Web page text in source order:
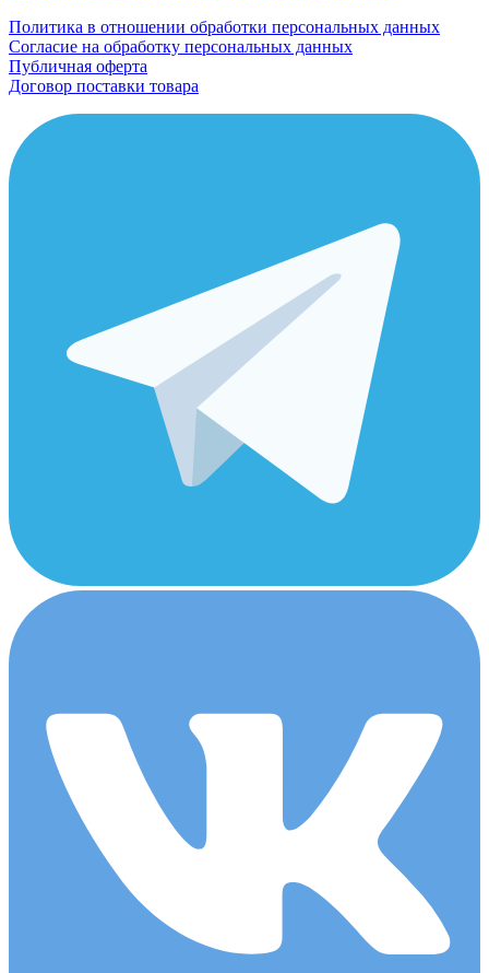
Политика в отношении обработки персональных данных
Согласие на обработку персональных данных
Публичная оферта
Договор поставки товара